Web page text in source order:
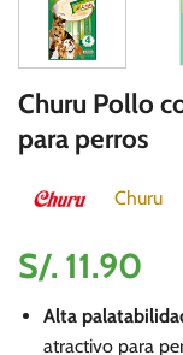
Churu Pollo
para perros
Churu
S/. 11.90
Alta
atractivo para